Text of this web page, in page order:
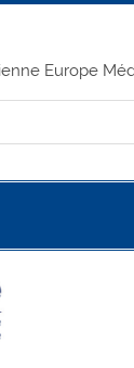
Europe